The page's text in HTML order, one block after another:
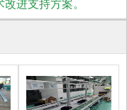
进支持方案。